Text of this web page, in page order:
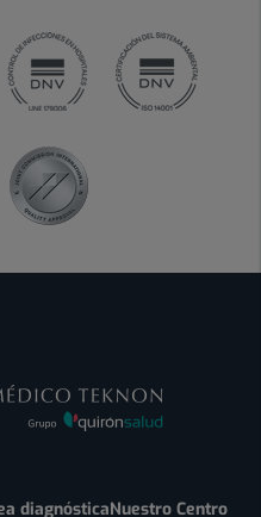
diagnósticaNuestro Centro